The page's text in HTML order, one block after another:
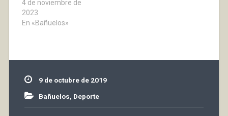
puesto el empate en el
luminoso, pero los
locales a partir de ese
4 de noviembre de
2023
En «Bañuelos»
9 de octubre de 2019
Bañuelos, Deporte